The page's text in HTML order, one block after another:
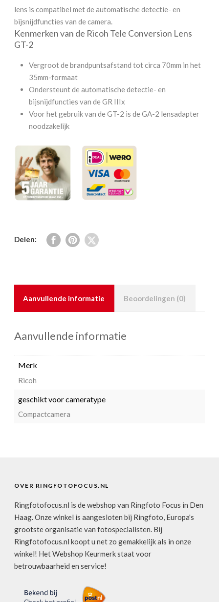
X
aantal
lens is compatibel met de automatische detectie- en
bijsnijdfuncties van de camera.
Kenmerken van de Ricoh Tele Conversion Lens
GT-2
Vergroot de brandpuntsafstand tot circa 70mm in het
35mm-formaat
Ondersteunt de automatische detectie- en
bijsnijdfuncties van de GR IIIx
Voor het gebruik van de GT-2 is de GA-2 lensadapter
noodzakelijk
Delen:
Aanvullende informatie Beoordelingen (0)
Aanvullende informatie
Merk
Ricoh
geschikt voor cameratype
Compactcamera
OVER RINGFOTOFOCUS.NL
Ringfotofocus.nl is de webshop van Ringfoto Focus in Den
Haag. Onze winkel is aangesloten bij Ringfoto, Europa's
grootste organisatie van fotospecialisten. Bij
Ringfotofocus.nl koopt u net zo gemakkelijk als in onze
winkel! Het Webshop Keurmerk staat voor
betrouwbaarheid en service!